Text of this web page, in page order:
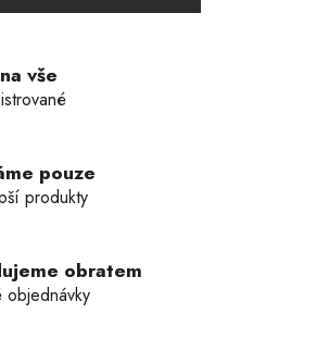
vše
pouze
produkty
obratem
objednávky